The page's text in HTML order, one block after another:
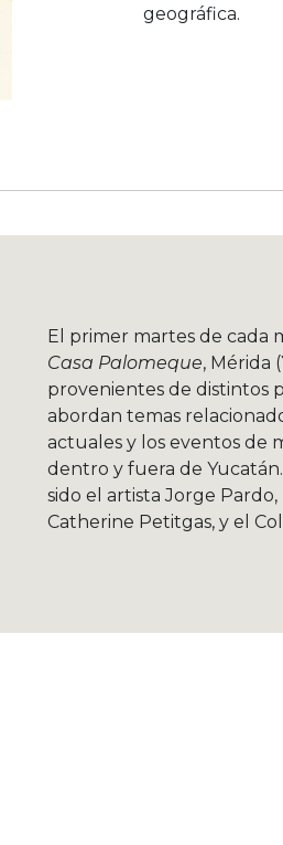
geográfica.
El primer martes de cada
Casa Palomeque, Mérida
provenientes de distintos
abordan temas
actuales y los eventos de
dentro y fuera de
sido el artista Jorge
Catherine Petitgas, y el